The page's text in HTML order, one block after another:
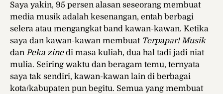
Saya yakin, 95 persen alasan seseorang membuat
media musik adalah kesenangan, entah berbagi
selera atau mengangkat band kawan-kawan. Ketika
saya dan kawan-kawan membuat Terpapar! Musik
dan Peka zinedi masa kuliah, dua hal tadi jadi niat
mulia. Seiring waktu dan beragam temu, ternyata
saya tak sendiri, kawan-kawan lain di berbagai
kota/kabupaten pun begitu. Semua yang membuat